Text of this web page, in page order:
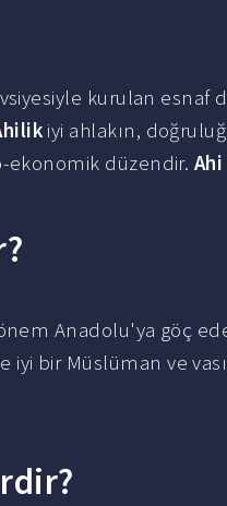
kurulan esnaf
iyi ahlakın,
ekonomik düzendir. Ahi
Anadolu'ya göç
bir Müslüman ve